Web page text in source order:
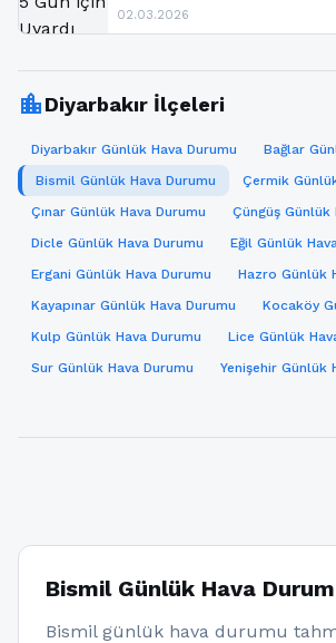
02.03.2026
location_cityDiyarbakır İlçeleri
Diyarbakır Günlük Hava Durumu
Bağlar
Bismil Günlük Hava Durumu
Çermik
Çınar Günlük Hava Durumu
Çüngüş Günlük
Dicle Günlük Hava Durumu
Eğil Günlük
Ergani Günlük Hava Durumu
Hazro Günlük
Kayapınar Günlük Hava Durumu
Kocaköy
Kulp Günlük Hava Durumu
Lice Günlük
Sur Günlük Hava Durumu
Yenişehir Günlük
Bismil Günlük Hava
Bismil günlük hava durumu